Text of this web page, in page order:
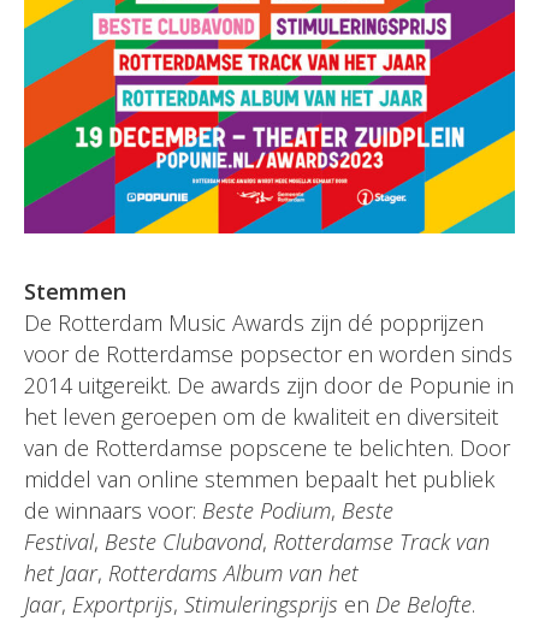
Stemmen
De Rotterdam Music Awards zijn dé popprijzen
voor de Rotterdamse popsector en worden sinds
2014 uitgereikt. De awards zijn door de Popunie in
het leven geroepen om de kwaliteit en diversiteit
van de Rotterdamse popscene te belichten. Door
middel van online stemmen bepaalt het publiek
de winnaars voor: Beste Podium, Beste
Festival, Beste Clubavond, Rotterdamse Track van
het Jaar, Rotterdams Album van het
Jaar, Exportprijs, Stimuleringsprijs en De Belofte.